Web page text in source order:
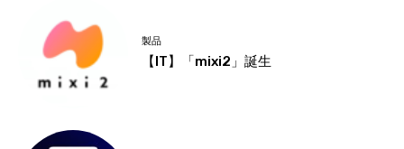
製品
【IT】「mixi2」誕生